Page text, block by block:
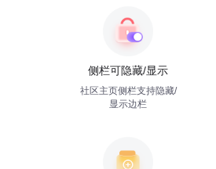
侧栏可隐藏/显示
社区主页侧栏支持隐藏/
显示边栏